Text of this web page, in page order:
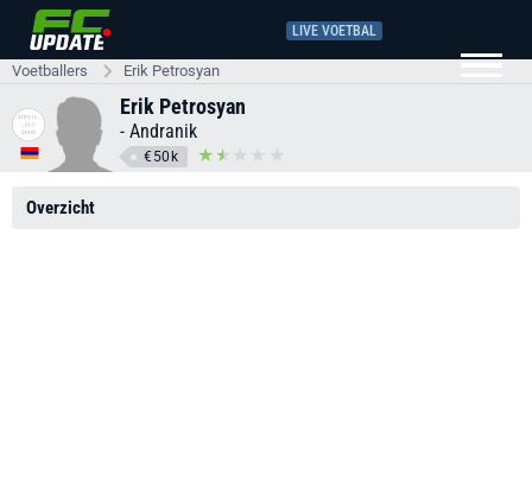
LIVE VOETBAL
Voetballers Erik Petrosyan
Erik Petrosyan
- Andranik
€50k
Overzicht